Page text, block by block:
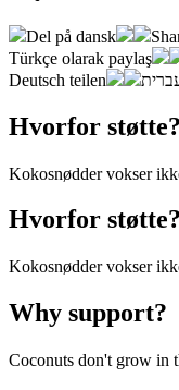
Del på dansk
Türkçe olarak paylaş
Deutsch teilen
Hvorfor støtte?
Kokosnødder vokser
Hvorfor støtte?
Kokosnødder vokser
Why support?
Coconuts don't grow in